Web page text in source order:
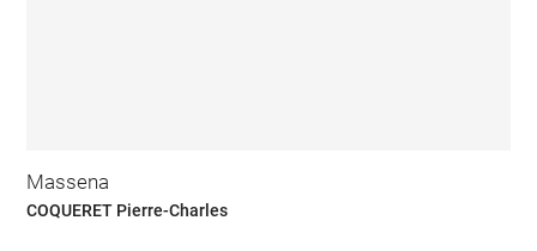
Massena
COQUERET Pierre-Charles